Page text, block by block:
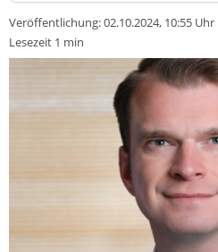
Veröffentlichung:02.10.2024, 10:55 Uhr
Lesezeit 1 min